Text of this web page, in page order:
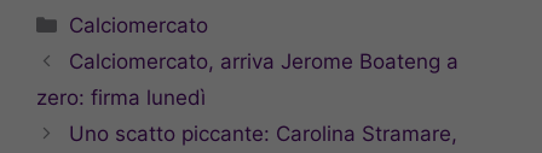
Categorie
Calciomercato
Calciomercato, arriva Jerome Boateng a
zero: firma lunedì
Uno scatto piccante: Carolina Stramare,